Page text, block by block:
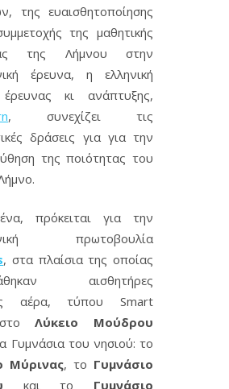
της ευαισθητοποίησης
της μαθητικής
της Λήμνου στην
έρευνα, η ελληνική
έρευνας κι ανάπτυξης,
, συνεχίζει τις
δράσεις για για την
της ποιότητας του
πρόκειται για την
πρωτοβουλία
, στα πλαίσια της οποίας
αισθητήρες
αέρα, τύπου Smart
στοΛύκειο Μούδρου
Γυμνάσια του νησιού: το
Μύρινας, το Γυμνάσιο
και το Γυμνάσιο